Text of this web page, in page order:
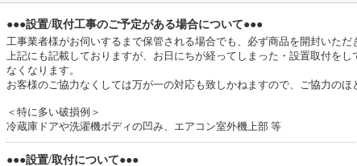
が可能です。 詳細はこちら
メールが届かないお客様へ
特にフリーメール（Yahoo!メール・Gmail・hotmail等）へお届けできていない報告
●お支払い方法が代金引換のお客様へ●
●●●設置/取付工事のご予定がある場合について●●●
工事業者様がお伺いするまで保管される場合でも、必ず商品を開封いただ
上記にも記載しておりますが、お日にちが経ってしまった・設置取付をし
なくなります。
お客様のご協力なくしては万が一の対応も致しかねますので、ご協力のほ
＜特に多い破損例＞
冷蔵庫ドアや洗濯機ボディの凹み、エアコン室外機上部 等
●●●設置/取付について●●●